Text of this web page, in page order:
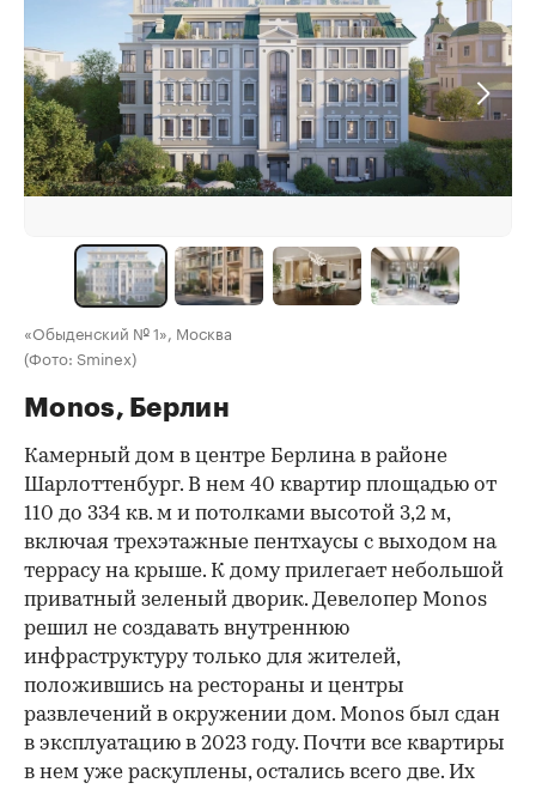
«Обыденский № 1», Москва
(Фото: Sminex)
Monos, Берлин
Камерный дом в центре Берлина в районе
Шарлоттенбург. В нем 40 квартир площадью от
110 до 334 кв. м и потолками высотой 3,2 м,
включая трехэтажные пентхаусы с выходом на
террасу на крыше. К дому прилегает небольшой
приватный зеленый дворик. Девелопер Monos
решил не создавать внутреннюю
инфраструктуру только для жителей,
положившись на рестораны и центры
развлечений в окружении дом. Monos был сдан
в эксплуатацию в 2023 году. Почти все квартиры
в нем уже раскуплены, остались всего две. Их